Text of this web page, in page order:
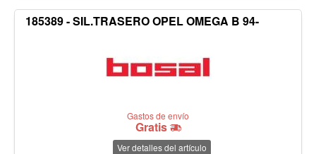
185389 - SIL.TRASERO OPEL OMEGA B 94-
Gastos de envío
Gratis
Ver detalles del artículo